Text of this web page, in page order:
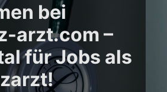
bei
arzt.com –
für Jobs als